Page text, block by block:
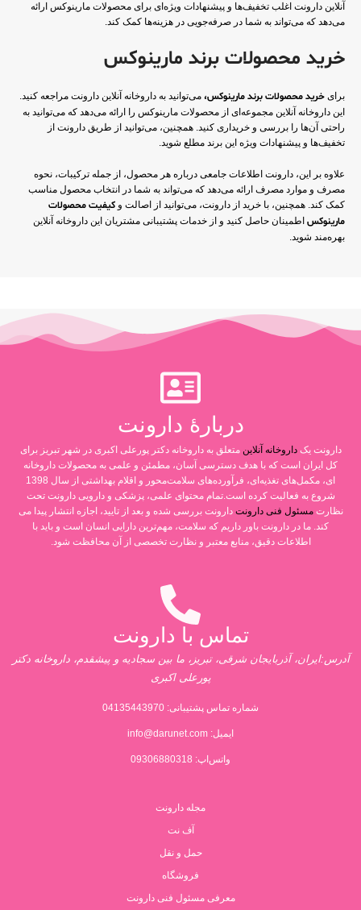
آنلاین دارونت اغلب تخفیف‌ها و پیشنهادات ویژه‌ای برای محصولات مارینوکس ارائه
می‌دهد که می‌تواند به شما در صرفه‌جویی در هزینه‌ها کمک کند.
خرید محصولات برند مارینوکس
برای خرید محصولات برند مارینوکس، می‌توانید به داروخانه آنلاین دارونت مراجعه کنید.
این داروخانه آنلاین مجموعه‌ای از محصولات مارینوکس را ارائه می‌دهد که می‌توانید به
راحتی آن‌ها را بررسی و خریداری کنید. همچنین، می‌توانید از طریق دارونت از
تخفیف‌ها و پیشنهادات ویژه این برند مطلع شوید.
علاوه بر این، دارونت اطلاعات جامعی درباره هر محصول، از جمله ترکیبات، نحوه
مصرف و موارد مصرف ارائه می‌دهد که می‌تواند به شما در انتخاب محصول مناسب
کمک کند. همچنین، با خرید از دارونت، می‌توانید از اصالت و کیفیتمحصولات
مارینوکس اطمینان حاصل کنید و از خدمات پشتیبانی مشتریان این داروخانه آنلاین
بهره‌مند شوید.
دربارۀ دارونت
دارونت یکداروخانه آنلاین متعلق به داروخانه دکتر پورعلی اکبری در شهر تبریز برای
کل ایران است که با هدف دسترسی آسان، مطمئن و علمی به محصولات داروخانه
ای، مکمل‌های تغذیه‌ای، فرآورده‌های سلامت‌محور و اقلام بهداشتی از سال 1398
شروع به فعالیت کرده است.تمام محتوای علمی، پزشکی و دارویی دارونت تحت
نظارتمسئول فنی دارونت دارونت بررسی شده و بعد از تایید، اجازه انتشار پیدا می
کند. ما در دارونت باور داریم که سلامت، مهم‌ترین دارایی انسان است و باید با
اطلاعات دقیق، منابع معتبر و نظارت تخصصی از آن محافظت شود.
تماس با دارونت
آدرس:ایران، آذربایجان شرقی، تبریز، ما بین سجادیه و پیشقدم، داروخانه دکتر
پورعلی اکبری
شماره تماس پشتیبانی: 04135443970
ایمیل: info@darunet.com
واتس‌اپ: 09306880318
مجله دارونت
آف نت
حمل و نقل
فروشگاه
معرفی مسئول فنی دارونت